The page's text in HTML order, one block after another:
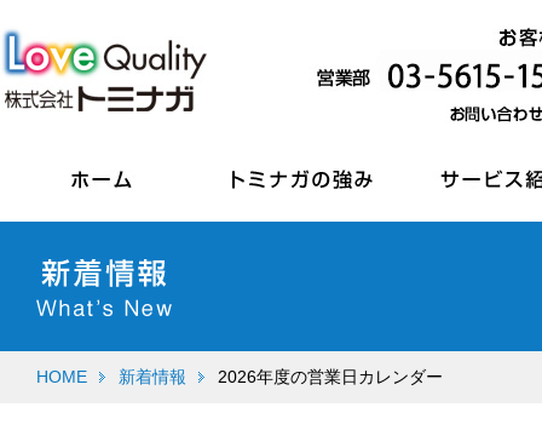
HOME 新着情報 2026年度の営業日カレンダー